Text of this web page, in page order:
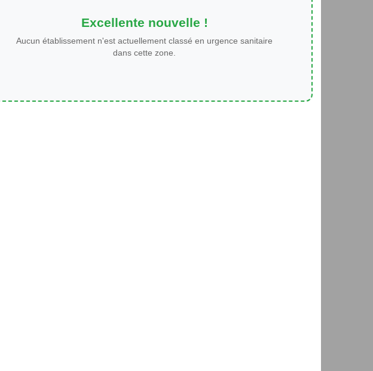
Excellente nouvelle !
Aucun établissement n'est actuellement classé en urgence sanitaire
dans cette zone.